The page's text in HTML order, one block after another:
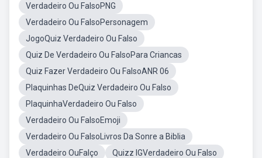
Verdadeiro Ou FalsoPNG
Verdadeiro Ou FalsoPersonagem
JogoQuiz Verdadeiro Ou Falso
Quiz De Verdadeiro Ou FalsoPara Criancas
Quiz Fazer Verdadeiro Ou FalsoANR 06
Plaquinhas DeQuiz Verdadeiro Ou Falso
PlaquinhaVerdadeiro Ou Falso
Verdadeiro Ou FalsoEmoji
Verdadeiro Ou FalsoLivros Da Sonre a Biblia
Verdadeiro OuFalço
Quizz IGVerdadeiro Ou Falso